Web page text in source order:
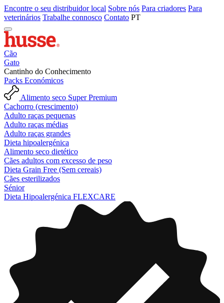
Encontre o seu distribuidor local Sobre nós Para criadores Para
veterinários Trabalhe connosco Contato PT
Cão
Gato
Cantinho do Conhecimento
Packs Económicos
Alimento seco Super Premium
Cachorro (crescimento)
Adulto raças pequenas
Adulto raças médias
Adulto raças grandes
Dieta hipoalergénica
Alimento seco dietético
Cães adultos com excesso de peso
Dieta Grain Free (Sem cereais)
Cães esterilizados
Sénior
Dieta Hipoalergénica FLEXCARE